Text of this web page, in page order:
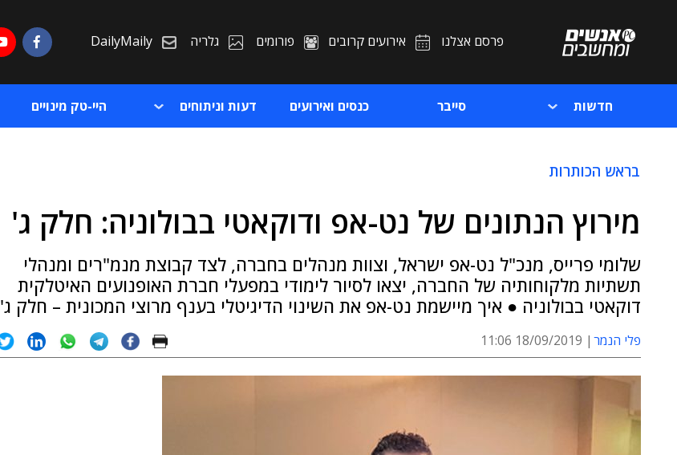
פרסם אצלנו אירועים קרובים פורומים גלריה DailyMaily
חדשות סייבר כנסים ואירועים דעות וניתוחים היי-טק מינויים
בראש הכותרות
מירוץ הנתונים של נט-אפ ודוקאטי בבולוניה: חלק ג'
שלומי פרייס, מנכ"ל נט-אפ ישראל, וצוות מנהלים בחברה, לצד קבוצת מנמ"רים ומנהלי
תשתיות מלקוחותיה של החברה, יצאו לסיור לימודי במפעלי חברת האופנועים האיטלקית
דוקאטי בבולוניה ● איך מיישמת נט-אפ את השינוי הדיגיטלי בענף מרוצי המכונית – חלק ג'
פלי הנמר 18/09/2019 11:06